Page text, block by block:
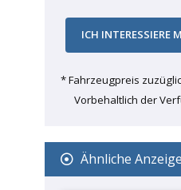
* Fahrzeugpreis
Vorbehaltlich der
Ähnliche